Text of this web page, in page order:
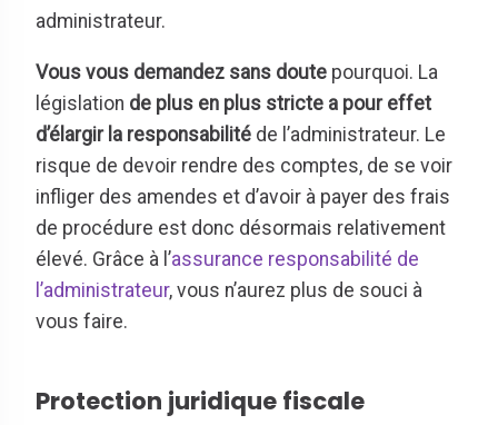
administrateur.
Vous vous demandez sans doute pourquoi. La
législation de plus en plus stricte a pour effet
d’élargir la responsabilité de l’administrateur. Le
risque de devoir rendre des comptes, de se voir
infliger des amendes et d’avoir à payer des frais
de procédure est donc désormais relativement
élevé. Grâce à l’assurance responsabilité de
l’administrateur, vous n’aurez plus de souci à
vous faire.
Protection juridique fiscale